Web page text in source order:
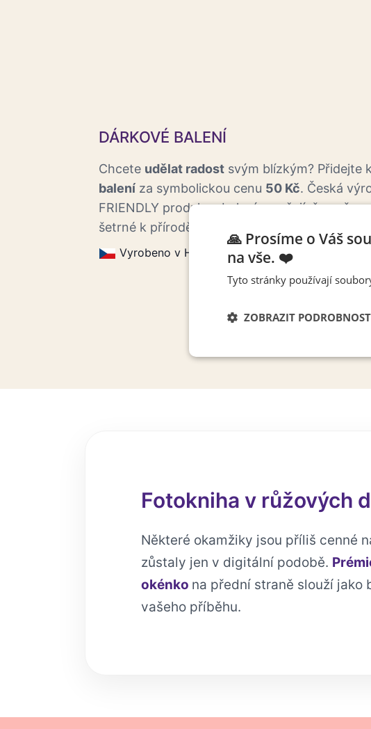
DÁRKOVÉ BALENÍ
Chcete udělat radost svým blízkým? Přidejte
balení za symbolickou cenu 50 Kč. Česká
FRIENDLY produkce balení zaručují, že vaše
šetrné k přírodě.
Vyrobeno v Horoměřicích. Eco friendly
Fotokniha v růžových
Některé okamžiky jsou příliš cenné
zůstaly jen v digitální podobě.
okénko na přední straně slouží jako
vašeho příběhu.
🙏 Prosíme o Váš
na vše. ❤️
Tyto stránky používají
ZOBRAZIT
Nezbytně nutné